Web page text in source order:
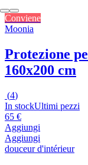
Conviene
Moonia
Protezione
160x200 cm
(4)
In stockUltimi pezzi
65 €
Aggiungi
Aggiungi
douceur d'intérieur